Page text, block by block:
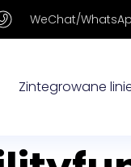
WeChat/
Zintegrowane